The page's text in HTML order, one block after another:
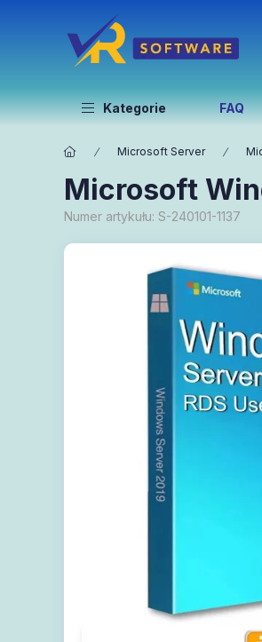
Kategorie FAQ
Microsoft Server
Microsoft
Numer artykułu: S-240101-1137